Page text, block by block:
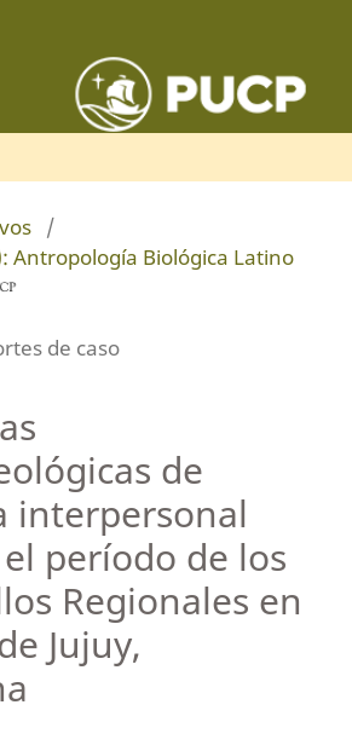
/
Antropología Biológica Latino
de caso
de
interpersonal
período de los
Regionales en
Jujuy,